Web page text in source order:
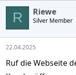
c
o
n
s
:
R Riewe
Silver Member
22.04.2025
Ruf die Webseite